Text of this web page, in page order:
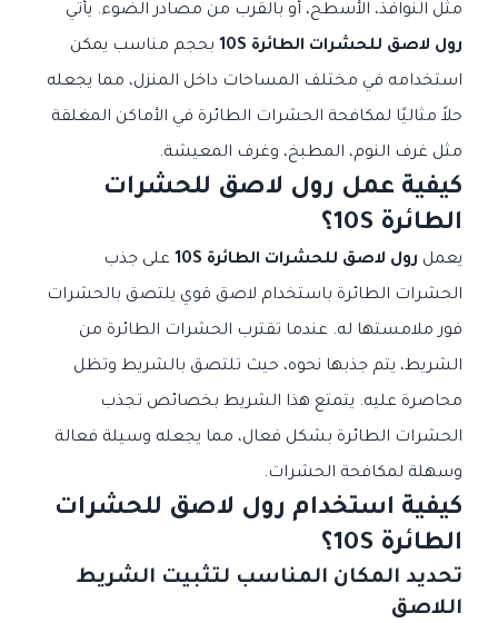
مثل النوافذ، الأسطح، أو بالقرب من مصادر الضوء. يأتي
رول لاصق للحشرات الطائرة 10S
بحجم مناسب يمكن
استخدامه في مختلف المساحات داخل المنزل، مما يجعله
حلاً مثاليًا لمكافحة الحشرات الطائرة في الأماكن المغلقة
مثل غرف النوم، المطبخ، وغرف المعيشة.
كيفية عمل رول لاصق للحشرات
الطائرة 10S؟
يعمل رول لاصق للحشرات الطائرة 10S
على جذب
الحشرات الطائرة باستخدام لاصق قوي يلتصق بالحشرات
فور ملامستها له. عندما تقترب الحشرات الطائرة من
الشريط، يتم جذبها نحوه، حيث تلتصق بالشريط وتظل
محاصرة عليه. يتمتع هذا الشريط بخصائص تجذب
الحشرات الطائرة بشكل فعال، مما يجعله وسيلة فعالة
وسهلة لمكافحة الحشرات.
كيفية استخدام رول لاصق للحشرات
الطائرة 10S؟
تحديد المكان المناسب لتثبيت الشريط
اللاصق